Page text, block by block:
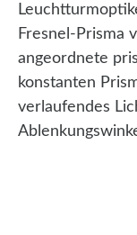
Fresnel-Prisma
angeordnete
konstanten
verlaufendes